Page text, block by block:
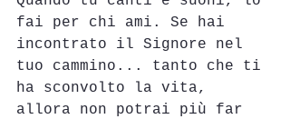
fai per chi ami. Se hai
incontrato il Signore nel
tuo cammino... tanto che ti
ha sconvolto la vita,
allora non potrai più far